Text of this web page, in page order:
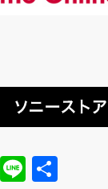
Hatena
Line